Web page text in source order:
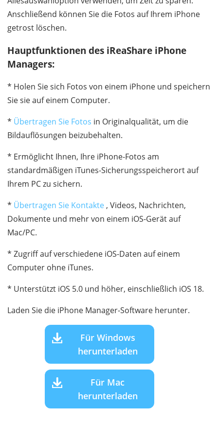
Anschließend können Sie die Fotos auf Ihrem iPhone
getrost löschen.
Hauptfunktionen des iReaShare iPhone
Managers:
* Holen Sie sich Fotos von einem iPhone und speichern
Sie sie auf einem Computer.
* Übertragen Sie Fotos in Originalqualität, um die
Bildauflösungen beizubehalten.
* Ermöglicht Ihnen, Ihre iPhone-Fotos am
standardmäßigen iTunes-Sicherungsspeicherort auf
Ihrem PC zu sichern.
* Übertragen Sie Kontakte, Videos, Nachrichten,
Dokumente und mehr von einem iOS-Gerät auf
Mac/PC.
* Zugriff auf verschiedene iOS-Daten auf einem
Computer ohne iTunes.
* Unterstützt iOS 5.0 und höher, einschließlich iOS 18.
Laden Sie die iPhone Manager-Software herunter.
Für Windows
herunterladen
Für Mac
herunterladen